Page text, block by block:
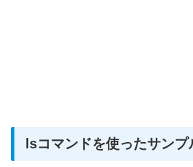
lsコマンドを使ったサンプ